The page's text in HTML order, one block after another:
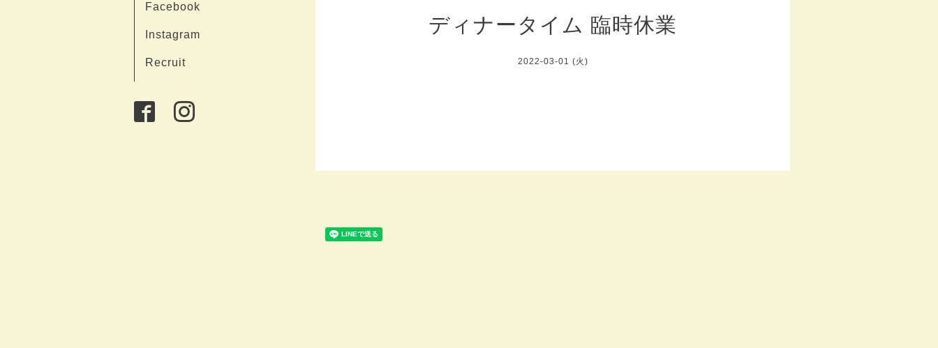
Facebook
Instagram
Recruit
ディナータイム 臨時休業
2022-03-01 (火)